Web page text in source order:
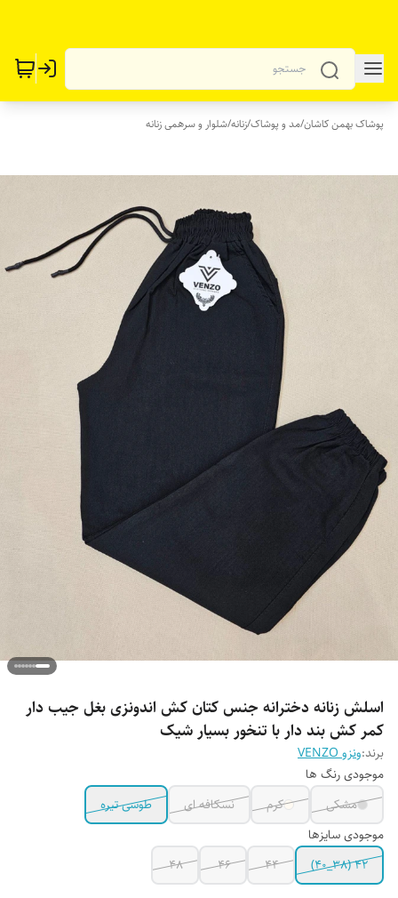
پوشاک بهمن کاشان/مد و پوشاک/زنانه/شلوار و سرهمی زنانه
اسلش زنانه دخترانه جنس کتان کش اندونزی بغل جیب دار
کمر کش بند دار با تنخور بسیار شیک
برند:ونزو VENZO
موجودی رنگ ها
مشکی
کرم نسکافه ای
طوسی تیره
موجودی سایزها
42 (38_40)
44
46
48